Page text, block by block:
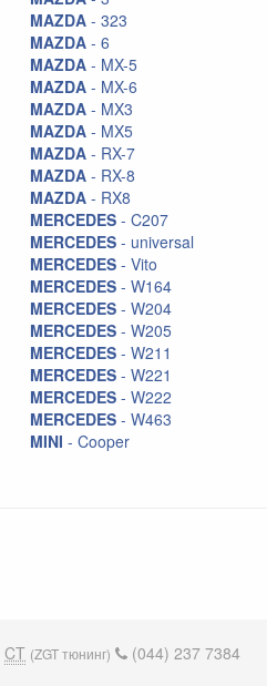
MAZDA - 323
MAZDA - 6
MAZDA - MX-5
MAZDA - MX-6
MAZDA - MX3
MAZDA - MX5
MAZDA - RX-7
MAZDA - RX-8
MAZDA - RX8
MERCEDES - C207
MERCEDES - universal
MERCEDES - Vito
MERCEDES - W164
MERCEDES - W204
MERCEDES - W205
MERCEDES - W211
MERCEDES - W221
MERCEDES - W222
MERCEDES - W463
MINI - Cooper
CT (ZGT тюнинг) (044) 237 7384